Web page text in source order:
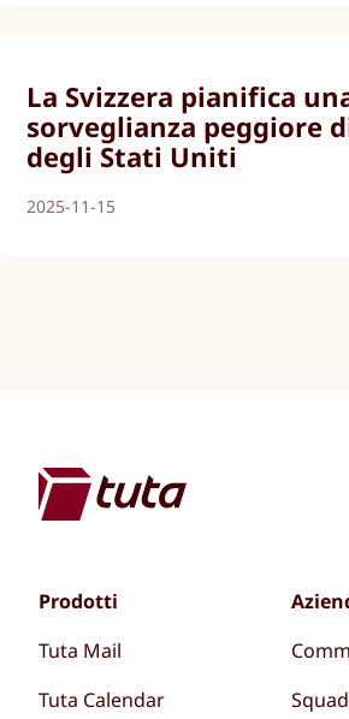
La Svizzera pianifica
sorveglianza peggiore
degli Stati Uniti
2025-11-15
Prodotti
Tuta Mail
Tuta Calendar